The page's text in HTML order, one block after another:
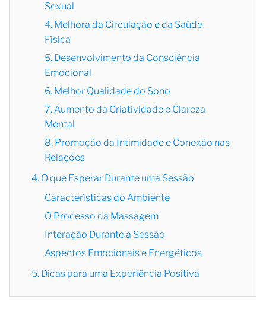
Sexual
4. Melhora da Circulação e da Saúde
Física
5. Desenvolvimento da Consciência
Emocional
6. Melhor Qualidade do Sono
7. Aumento da Criatividade e Clareza
Mental
8. Promoção da Intimidade e Conexão nas
Relações
4. O que Esperar Durante uma Sessão
Características do Ambiente
O Processo da Massagem
Interação Durante a Sessão
Aspectos Emocionais e Energéticos
5. Dicas para uma Experiência Positiva